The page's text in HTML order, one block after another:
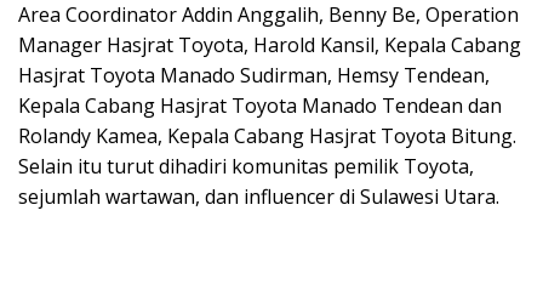
Area Coordinator Addin Anggalih, Benny Be, Operation
Manager Hasjrat Toyota, Harold Kansil, Kepala Cabang
Hasjrat Toyota Manado Sudirman, Hemsy Tendean,
Kepala Cabang Hasjrat Toyota Manado Tendean dan
Rolandy Kamea, Kepala Cabang Hasjrat Toyota Bitung.
Selain itu turut dihadiri komunitas pemilik Toyota,
sejumlah wartawan, dan influencer di Sulawesi Utara.